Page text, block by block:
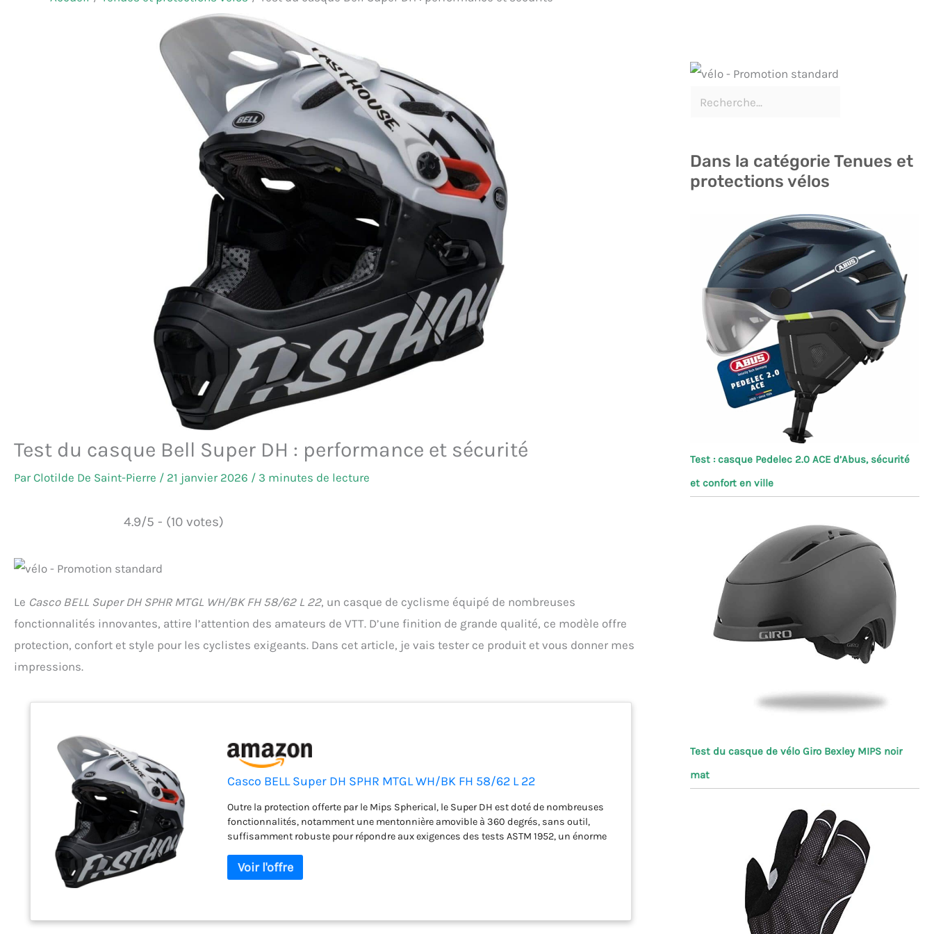
Test du casque Bell Super DH : performance et sécurité
ParClotilde De Saint-Pierre / 21 janvier 2026 / 3 minutes de lecture
4.9/5 - (10 votes)
Le Casco BELL Super DH SPHR MTGL WH/BK FH 58/62 L 22, un casque de cyclisme équipé de nombreuses
fonctionnalités innovantes, attire l’attention des amateurs de VTT. D’une finition de grande qualité, ce modèle offre
protection, confort et style pour les cyclistes exigeants. Dans cet article, je vais tester ce produit et vous donner mes
impressions.
Casco BELL Super DH SPHR MTGL WH/BK FH 58/62 L 22
Outre la protection offerte par le Mips Spherical, le Super DH est doté de nombreuses
fonctionnalités, notamment une mentonnière amovible à 360 degrés, sans outil,
suffisamment robuste pour répondre aux exigences des tests ASTM 1952, un énorme
support de caméra à clipser, une ventilation par faisceau et un rembourrage X-Static, et
un ajustement de qualité sans égal Le résultat final est une protection et des
bike park jusqu'à ce que les télésièges cessent de fonctionner, ou à passer des heures
Dans la catégorie Tenues et
protections vélos
Test : casque Pedelec 2.0 ACE d’Abus, sécurité
et confort en ville
Test du casque de vélo Giro Bexley MIPS noir
mat